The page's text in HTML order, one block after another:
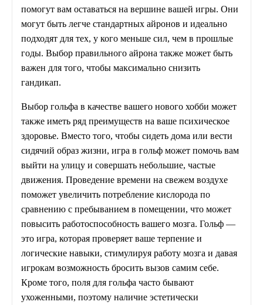
помогут вам оставаться на вершине вашей игры. Они
могут быть легче стандартных айронов и идеально
подходят для тех, у кого меньше сил, чем в прошлые
годы. Выбор правильного айрона также может быть
важен для того, чтобы максимально снизить
гандикап.
Выбор гольфа в качестве вашего нового хобби может
также иметь ряд преимуществ на ваше психическое
здоровье. Вместо того, чтобы сидеть дома или вести
сидячий образ жизни, игра в гольф может помочь вам
выйти на улицу и совершать небольшие, частые
движения. Проведение времени на свежем воздухе
поможет увеличить потребление кислорода по
сравнению с пребыванием в помещении, что может
повысить работоспособность вашего мозга. Гольф —
это игра, которая проверяет ваше терпение и
логические навыки, стимулируя работу мозга и давая
игрокам возможность бросить вызов самим себе.
Кроме того, поля для гольфа часто бывают
ухоженными, поэтому наличие эстетически